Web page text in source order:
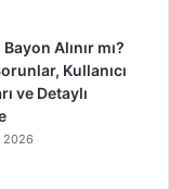
Alınır mı?
Kullanıcı
ve Detaylı
2026